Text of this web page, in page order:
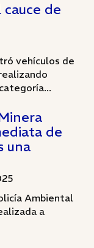
de
vehículos de
de
una
Ambiental
a